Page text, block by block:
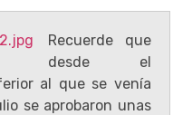
Recuerde que
desde el
al que se venía
se aprobaron unas